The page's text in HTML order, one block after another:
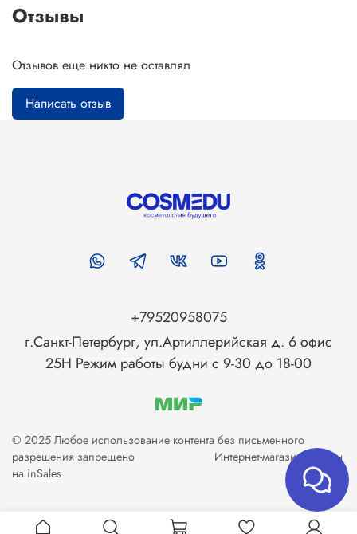
Отзывы
Отзывов еще никто не оставлял
Написать отзыв
+79520958075
г.Санкт-Петербург, ул.Артиллерийская д. 6 офис
25Н Режим работы будни с 9-30 до 18-00
© 2025 Любое использование контента без письменного
разрешения запрещено Интернет-магазин создан
на inSales